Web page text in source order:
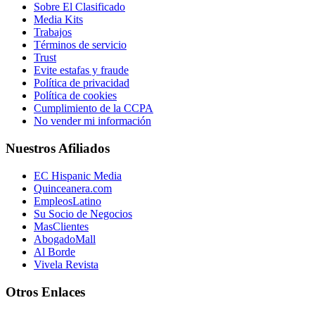
Sobre El Clasificado
Media Kits
Trabajos
Términos de servicio
Trust
Evite estafas y fraude
Política de privacidad
Política de cookies
Cumplimiento de la CCPA
No vender mi información
Nuestros Afiliados
EC Hispanic Media
Quinceanera.com
EmpleosLatino
Su Socio de Negocios
MasClientes
AbogadoMall
Al Borde
Vivela Revista
Otros Enlaces